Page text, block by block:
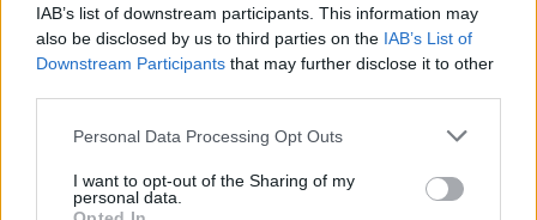
IAB’s list of downstream participants. This information may
also be disclosed by us to third parties on the IAB’s List of
Downstream Participants that may further disclose it to other
Please note that this website/app uses one or more Google
not limited to your visit or usage behaviour. You may click to
grant or deny consent to Google and its third-party tags to
Personal Data Processing Opt Outs
I want to opt-out of the Sharing of my
personal data.
élők viszont megerősítették, hogy ő vehetett
részt a gyermek elásásában.